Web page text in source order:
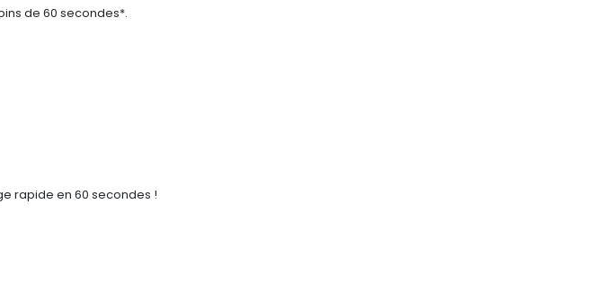
de 60 secondes*.
rapide en 60 secondes !